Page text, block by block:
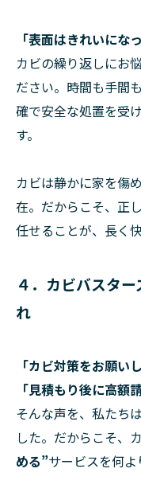
「表面はきれいにな
カビの繰り返しにお
ださい。時間も手間
確で安全な処置を受
す。
カビは静かに家を傷
在。だからこそ、正
任せることが、長く
４．カビバスタ
れ
「カビ対策をお願い
「見積もり後に高額
そんな声を、私たち
した。だからこそ、
める”サービスを何よ